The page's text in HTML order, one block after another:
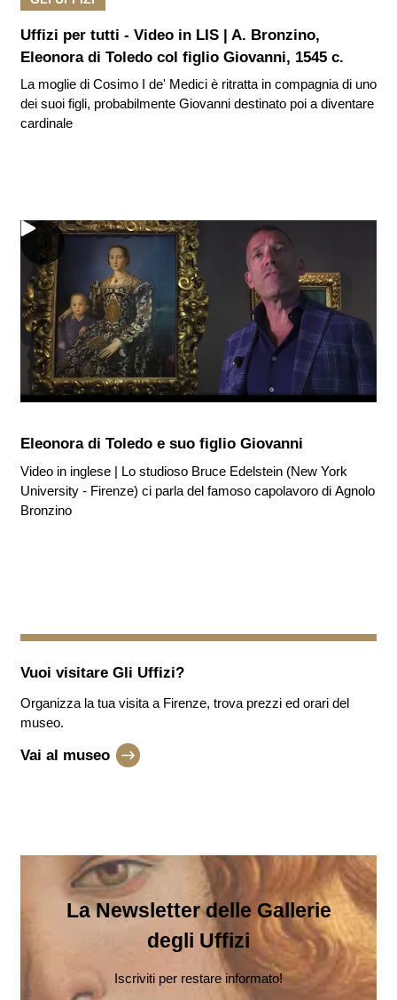
Uffizi per tutti - Video in LIS | A. Bronzino,
Eleonora di Toledo col figlio Giovanni, 1545 c.
La moglie di Cosimo I de' Medici è ritratta in compagnia di uno
dei suoi figli, probabilmente Giovanni destinato poi a diventare
cardinale
Eleonora di Toledo e suo figlio Giovanni
Video in inglese | Lo studioso Bruce Edelstein (New York
University - Firenze) ci parla del famoso capolavoro di Agnolo
Bronzino
Vuoi visitare Gli Uffizi?
Organizza la tua visita a Firenze, trova prezzi ed orari del
museo.
Vai al museo
La Newsletter delle Gallerie
degli Uffizi
Iscriviti per restare informato!